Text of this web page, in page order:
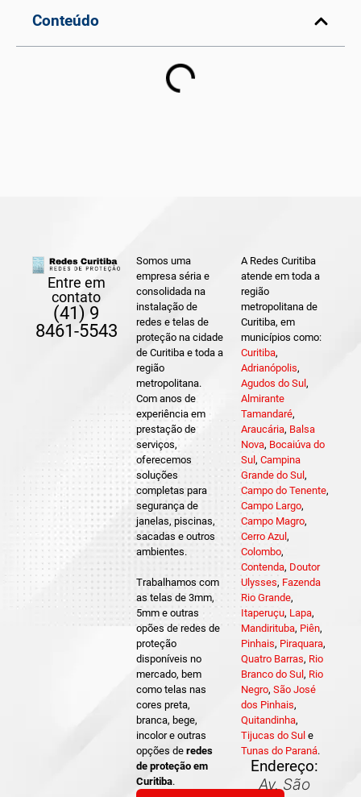
Conteúdo
Entre em
contato
(41) 9
8461-5543
Somos uma
empresa séria e
consolidada na
instalação de
redes e telas de
proteção na cidade
de Curitiba e toda a
região
metropolitana.
Com anos de
experiência em
prestação de
serviços,
oferecemos
soluções
completas para
segurança de
janelas, piscinas,
sacadas e outros
ambientes.
Trabalhamos com
as telas de 3mm,
5mm e outras
opões de redes de
proteção
disponíveis no
mercado, bem
como telas nas
cores preta,
branca, bege,
incolor e outras
opções deredes
de proteção em
Curitiba.
A Redes Curitiba
atende em toda a
região
metropolitana de
Curitiba, em
municípios como:
Curitiba,
Adrianópolis,
Agudos do Sul ,
Almirante
Tamandaré,
Araucária, Balsa
Nova, Bocaiúva do
Sul , Campina
Grande do Sul ,
Campo do Tenente,
Campo Largo,
Campo Magro,
Cerro Azul ,
Colombo,
Contenda, Doutor
Ulysses, Fazenda
Rio Grande,
Itaperuçu, Lapa,
Mandirituba, Piên,
Pinhais, Piraquara,
Quatro Barras, Rio
Branco do Sul , Rio
Negro, São José
dos Pinhais,
Quitandinha,
Tijucas do Sul e
Tunas do Paraná.
Endereço:
Av. São